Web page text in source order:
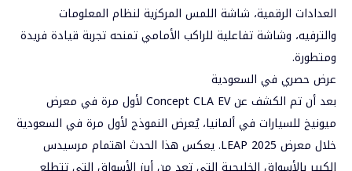
العدادات الرقمية، شاشة اللمس المركزية لنظام المعلومات
والترفيه، وشاشة تفاعلية للراكب الأمامي تمنحه تجربة قيادة فريدة
ومتطورة.
عرض حصري في السعودية
بعد أن تم الكشف عن Concept CLA EV لأول مرة في معرض
ميونيخ للسيارات في ألمانيا، يُعرض النموذج لأول مرة في السعودية
خلال معرض LEAP 2025. يعكس هذا الحدث اهتمام مرسيدس